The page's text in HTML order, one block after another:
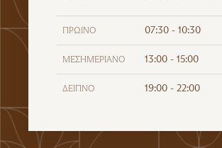
ΠΡΩΙΝΌ 07:30 - 10:30
ΜΕΣΗΜΕΡΙΑΝΌ 13:00 - 15:00
ΔΕΊΠΝΟ 19:00 - 22:00